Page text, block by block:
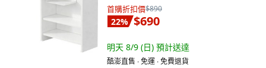
首購折扣價$890
22% $690
明天 8/9 (日) 預計送達
酷澎直售 ∙ 免運 ∙ 免費退貨